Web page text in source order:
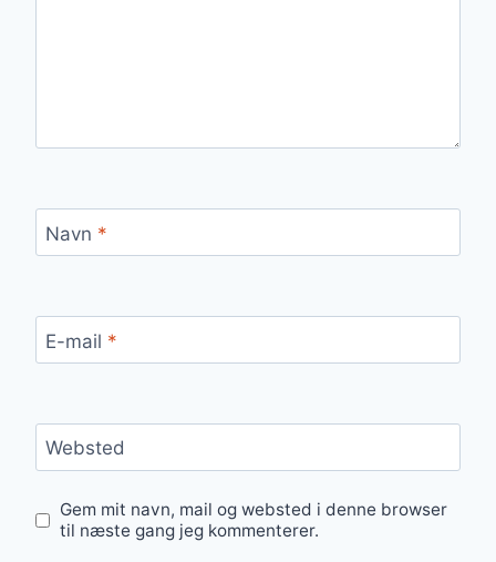
Navn *
E-mail *
Websted
Gem mit navn, mail og websted i denne browser
til næste gang jeg kommenterer.